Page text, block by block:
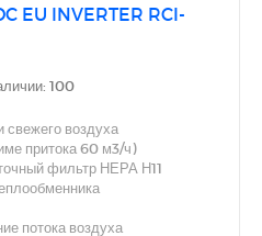
EU INVERTER RCI-
100
свежего воздуха
притока 60 м3/ч)
фильтр НЕРА Н11
потока воздуха